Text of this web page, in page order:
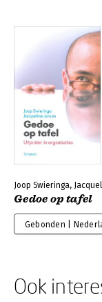
Joop Swieringa,
Gedoe op tafel
Gebonden |
Ook